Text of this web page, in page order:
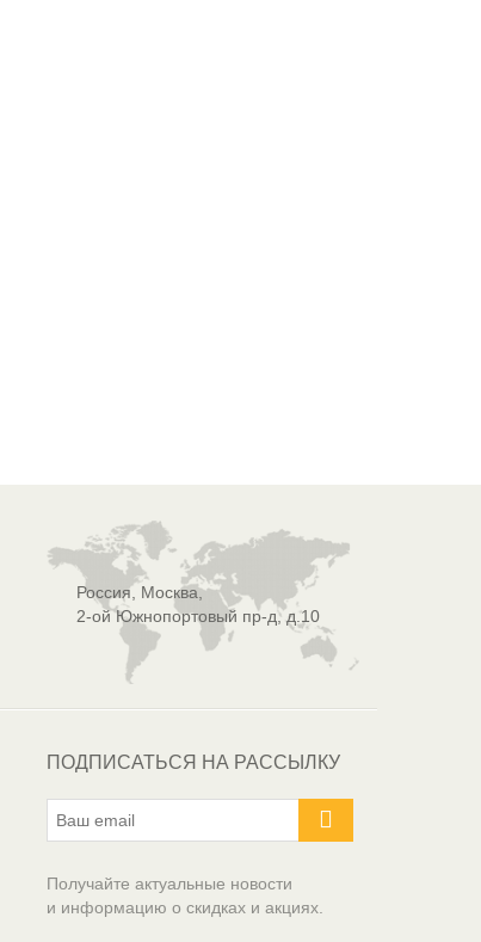
Россия, Москва,
2-ой Южнопортовый пр-д, д.10
ПОДПИСАТЬСЯ НА РАССЫЛКУ
Получайте актуальные новости
и информацию о скидках и акциях.